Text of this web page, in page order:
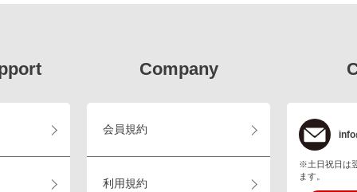
Company
会員規約
利用規約
※土日祝日は
ます。